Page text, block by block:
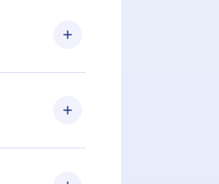
el
de
más de
leer o
iOS,
momento